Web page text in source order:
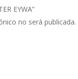
EYWA”
no será publicada.